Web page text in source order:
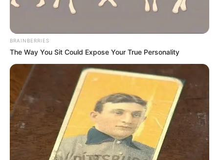
BRAINBERRIES
The Way You Sit Could Expose Your True Personality